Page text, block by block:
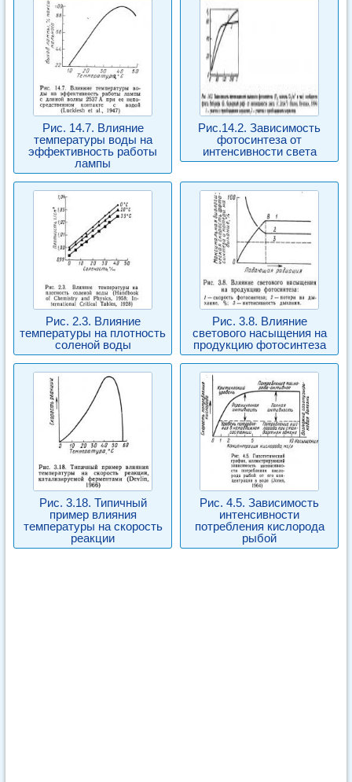
Рис. 14.7. Влияние
температуры воды на
эффективность работы
лампы
Рис.14.2. Зависимость
фотосинтеза от
интенсивности света
Рис. 2.3. Влияние
температуры на плотность
соленой воды
Рис. 3.8. Влияние
светового насыщения на
продукцию фотосинтеза
Рис. 3.18. Типичный
пример влияния
температуры на скорость
реакции
Рис. 4.5. Зависимость
интенсивности
потребления кислорода
рыбой